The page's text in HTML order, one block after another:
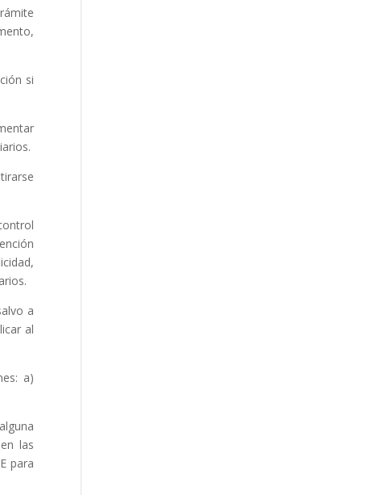
si
a
al
a)
las
para